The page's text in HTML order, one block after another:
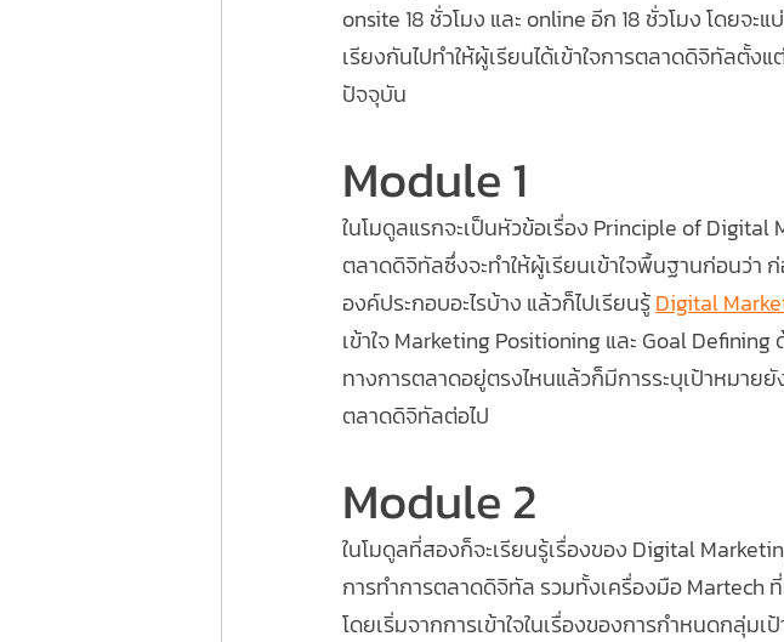
onsite 18 ชั่วโมง และ online อีก 18 ชั่วโมง โดยจ
เรียงกันไปทำให้ผู้เรียนได้เข้าใจการตลาดดิจิทัลตั้ง
ปัจจุบัน
Module 1
ในโมดูลแรกจะเป็นหัวข้อเรื่อง Principle of
ตลาดดิจิทัลซึ่งจะทำให้ผู้เรียนเข้าใจพื้นฐานก่อนว่า
องค์ประกอบอะไรบ้าง แล้วก็ไปเรียนรู้ Digital
เข้าใจ Marketing Positioning และ Goal
ทางการตลาดอยู่ตรงไหนแล้วก็มีการระบุเป้าหมายยั
ตลาดดิจิทัลต่อไป
Module 2
ในโมดูลที่สองก็จะเรียนรู้เรื่องของ Digital
การทำการตลาดดิจิทัล รวมทั้งเครื่องมือ Martech
โดยเริ่มจากการเข้าใจในเรื่องของการกำหนดกลุ่ม